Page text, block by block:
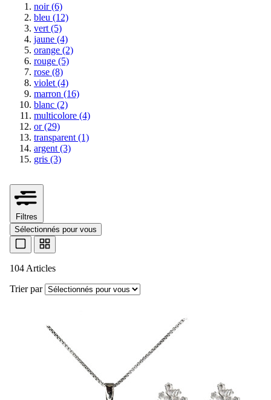
noir (6)
bleu (12)
vert (5)
jaune (4)
orange (2)
rouge (5)
rose (8)
violet (4)
marron (16)
blanc (2)
multicolore (4)
or (29)
transparent (1)
argent (3)
gris (3)
Filtres
Sélectionnés pour vous
104 Articles
Trier par